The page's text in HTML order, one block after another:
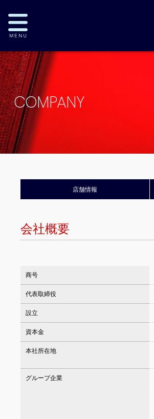
COMPANY
店舗情報
会社概要
商号
代表取締役
設立
資本金
本社所在地
グループ企業